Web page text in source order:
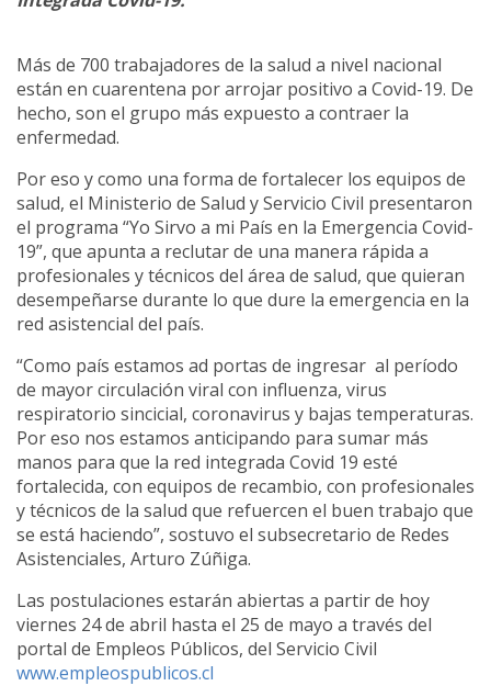
Más de 700 trabajadores de la salud a nivel nacional
están en cuarentena por arrojar positivo a Covid-19. De
hecho, son el grupo más expuesto a contraer la
enfermedad.
Por eso y como una forma de fortalecer los equipos de
salud, el Ministerio de Salud y Servicio Civil presentaron
el programa “Yo Sirvo a mi País en la Emergencia Covid-
19”, que apunta a reclutar de una manera rápida a
profesionales y técnicos del área de salud, que quieran
desempeñarse durante lo que dure la emergencia en la
red asistencial del país.
“Como país estamos ad portas de ingresar al período
de mayor circulación viral con influenza, virus
respiratorio sincicial, coronavirus y bajas temperaturas.
Por eso nos estamos anticipando para sumar más
manos para que la red integrada Covid 19 esté
fortalecida, con equipos de recambio, con profesionales
y técnicos de la salud que refuercen el buen trabajo que
se está haciendo”, sostuvo el subsecretario de Redes
Asistenciales, Arturo Zúñiga.
Las postulaciones estarán abiertas a partir de hoy
viernes 24 de abril hasta el 25 de mayo a través del
portal de Empleos Públicos, del Servicio Civil
www.empleospublicos.cl